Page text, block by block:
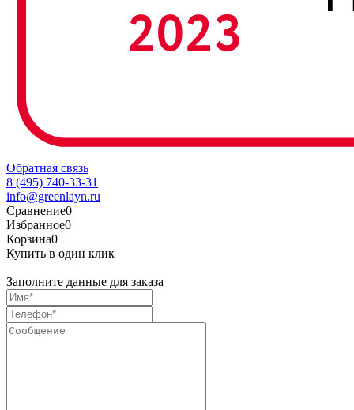
Обратная связь
8 (495) 740-33-31
info@greenlayn.ru
Сравнение0
Избранное0
Корзина0
Купить в один клик
Заполните данные для заказа